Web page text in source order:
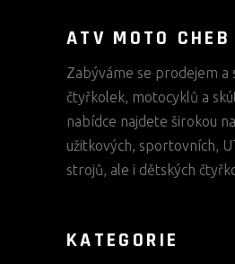
ATV MOTO CHEB
Zabýváme se prodejem a
čtyřkolek, motocyklů a
nabídce najdete širokou
užitkových, sportovních,
strojů, ale i dětských
KATEGORIE